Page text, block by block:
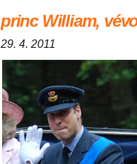
princ William,
29. 4. 2011